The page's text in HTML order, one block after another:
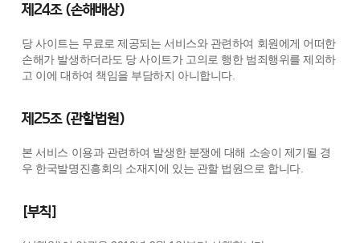
제24조 (손해배상)
당 사이트는 무료로 제공되는 서비스와 관련하여 회원에게 어떠한
손해가 발생하더라도 당 사이트가 고의로 행한 범죄행위를 제외하
고 이에 대하여 책임을 부담하지 아니합니다.
제25조 (관할법원)
본 서비스 이용과 관련하여 발생한 분쟁에 대해 소송이 제기될 경
우 한국발명진흥회의 소재지에 있는 관할 법원으로 합니다.
[부칙]